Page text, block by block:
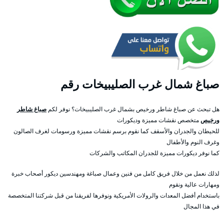
صباغ شمال غرب الصليبيخات رقم
هل تبحث عن صباغ شاطر ورخيص بشمال غرب الصليبيخات؟ نوفر لكم صباغ شاطر
ورخيصمتخصص نقشات مميزة وديكورات
للحيطان والجدران والأسقف كما نقوم برسم نقشات مميزة ورسومات لغرف الصالون
وغرف النوم والأطفال
كما نوفر ديكورات مميزة للجدران المكاتب والشركات
لذلك نعمل من خلال فريق كامل من فنين وعمال صباغة ومهندسين ديكور أصحاب خبرة
ومهارات عالية ونقوم
باستخدام أفضل المعدات والرولات الأمريكية ونوفرها لفريقنا من قبل شركتنا المتخصصة
في هذا المجال